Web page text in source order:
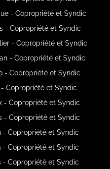
- Copropriété et Syndic
- Copropriété et Syndic
- Copropriété et Syndic
- Copropriété et Syndic
- Copropriété et Syndic
Copropriété et Syndic
- Copropriété et Syndic
- Copropriété et Syndic
- Copropriété et Syndic
- Copropriété et Syndic
- Copropriété et Syndic